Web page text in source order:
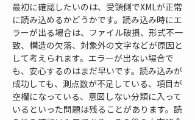
最初に確認したいのは、受領側でXMLが正常
に読み込めるかどうかです。読み込み時にエ
ラーが出る場合は、ファイル破損、形式不一
致、構造の欠落、対象外の文字などが原因と
して考えられます。エラーが出ない場合で
も、安心するのはまだ早いです。読み込みが
成功しても、測点数が不足している、項目が
空欄になっている、意図しない分類に入って
いるといった問題は残ることがあります。読